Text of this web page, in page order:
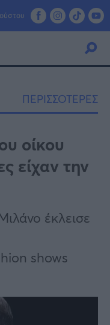
ΠΕΡΙΣΣΟΤΕΡΕΣ
οίκου
είχαν την
έκλεισε
shows